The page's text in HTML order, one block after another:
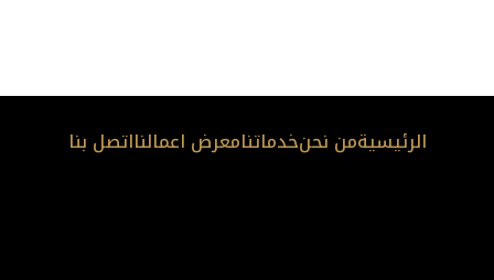
الرئيسيةمن نحنخدماتنامعرض اعمالنااتصل بنا